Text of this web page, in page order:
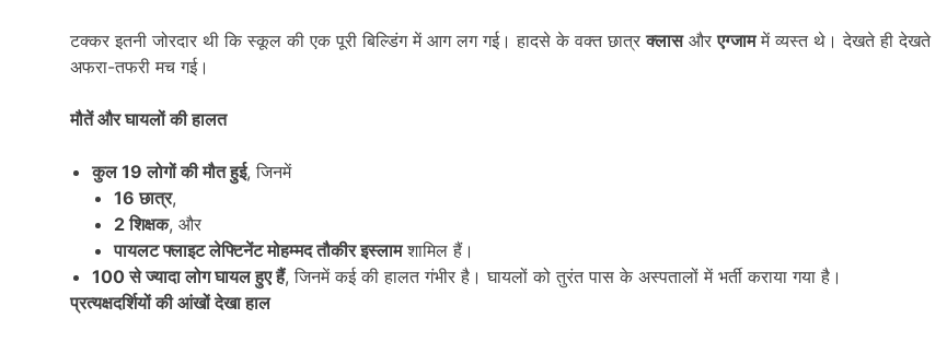
टक्कर इतनी जोरदार थी कि स्कूल की एक पूरी बिल्डिंग में आग लग गई। हादसे के वक्त छात्रक्लासऔरएग्जाममें व्यस्त थे। देखते ही देखते
अफरा-तफरी मच गई।
मौतें और घायलों की हालत
कुल19लोगों की मौत हुई, जिनमें
16छात्र,
2शिक्षक, और
पायलट फ्लाइट लेफ्टिनेंट मोहम्मद तौकीर इस्लामशामिल हैं।
100से ज्यादा लोग घायल हुए हैं, जिनमें कई की हालत गंभीर है। घायलों को तुरंत पास के अस्पतालों में भर्ती कराया गया है।
प्रत्यक्षदर्शियों की आंखों देखा हाल